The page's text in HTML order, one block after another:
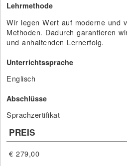
Lehrmethode
Wir legen Wert auf moderne und
Methoden. Dadurch garantieren
und anhaltenden Lernerfolg.
Unterrichtssprache
Englisch
Abschlüsse
Sprachzertifikat
PREIS
€ 279,00